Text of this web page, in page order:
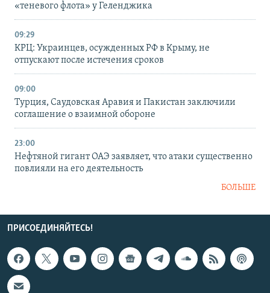
«теневого флота» у Геленджика
09:29
КРЦ: Украинцев, осужденных РФ в Крыму, не
отпускают после истечения сроков
09:00
Турция, Саудовская Аравия и Пакистан заключили
соглашение о взаимной обороне
23:00
Нефтяной гигант ОАЭ заявляет, что атаки существенно
повлияли на его деятельность
БОЛЬШЕ
ПРИСОЕДИНЯЙТЕСЬ!